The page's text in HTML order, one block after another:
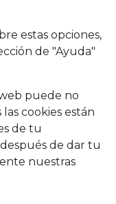
estas opciones,
de "Ayuda"
puede no
cookies están
de tu
de dar tu
nuestras